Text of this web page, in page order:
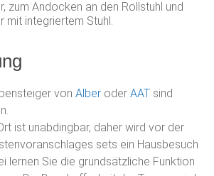
zum Andocken an den Rollstuhl und
mit integriertem Stuhl.
vonAlber oderAAT sind
ist unabdingbar, daher wird vor der
sets ein Hausbesuch
lernen Sie die grundsätzliche Funktion